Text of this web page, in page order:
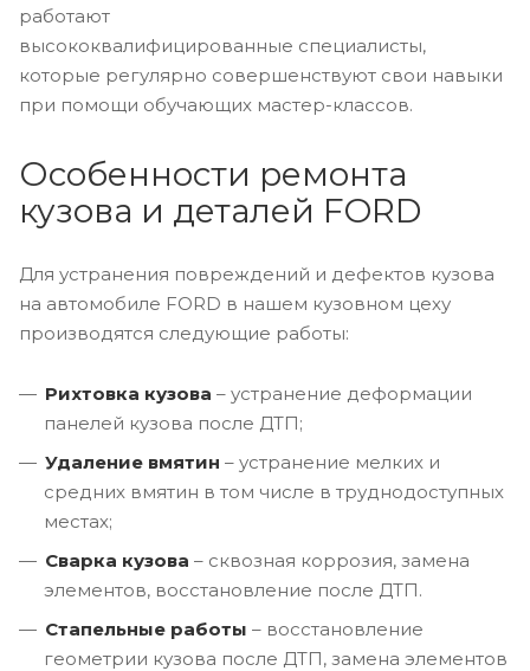
работают
высококвалифицированные специалисты,
которые регулярно совершенствуют свои навыки
при помощи обучающих мастер-классов.
Особенности ремонта
кузова и деталей FORD
Для устранения повреждений и дефектов кузова
на автомобиле FORD в нашем кузовном цеху
производятся следующие работы:
Рихтовка кузова – устранение деформации
панелей кузова после ДТП;
Удаление вмятин – устранение мелких и
средних вмятин в том числе в труднодоступных
местах;
Сварка кузова – сквозная коррозия, замена
элементов, восстановление после ДТП.
Стапельные работы – восстановление
геометрии кузова после ДТП, замена элементов